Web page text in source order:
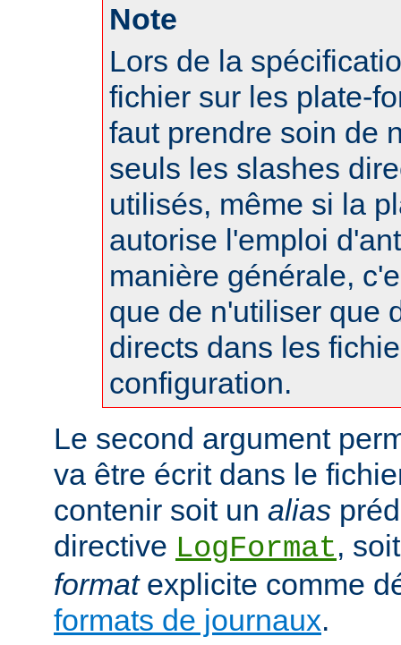
Note
Lors de la
fichier sur les plate-
faut prendre soin de
seuls les slashes
utilisés, même si la
autorise l'emploi
manière générale,
que de n'utiliser que
directs dans les
configuration.
Le second argument
va être écrit dans le
contenir soit un alias
directive LogFormat,
formatexplicite comme
formats de journaux.